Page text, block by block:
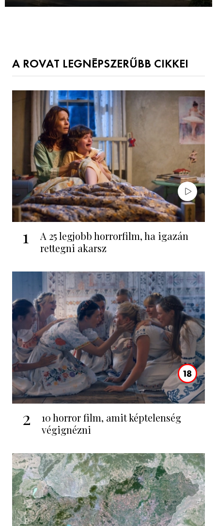
A ROVAT LEGNÉPSZERŰBB CIKKEI
1
A 25 legjobb horrorfilm, ha igazán
rettegni akarsz
2
10 horror film, amit képtelenség
végignézni